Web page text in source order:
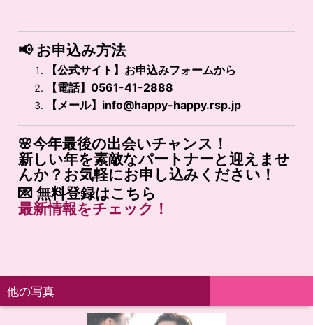
📢 お申込み方法
【公式サイト】お申込みフォームから
【電話】0561-41-2888
【メール】 info@happy-happy.rsp.jp
🌸今年最後の出会いチャンス！
新しい年を素敵なパートナーと迎えませ
んか？お気軽にお申し込みください！
💌 無料登録はこちら
最新情報をチェック！
他の写真